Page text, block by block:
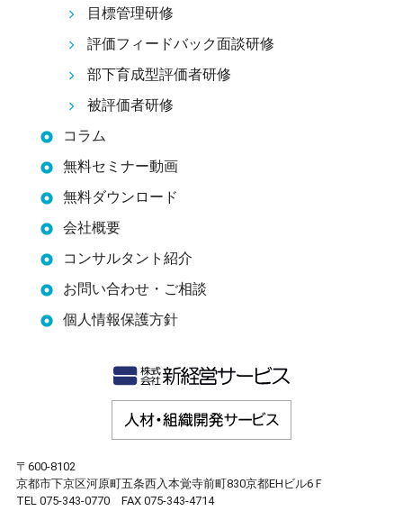
目標管理研修
評価フィードバック面談研修
部下育成型評価者研修
被評価者研修
コラム
無料セミナー動画
無料ダウンロード
会社概要
コンサルタント紹介
お問い合わせ・ご相談
個人情報保護方針
〒600-8102
京都市下京区河原町五条西入本覚寺前町830京都EHビル6Ｆ
TEL 075-343-0770 FAX 075-343-4714